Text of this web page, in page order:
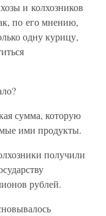
и колхозников
по его мнению,
одну курицу,
сумма, которую
ими продукты.
получили
рублей.